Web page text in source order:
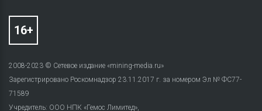
2008-2023 © Сетевое издание «mining-media.ru»
Зарегистрировано Роскомнадзор 23.11.2017 г. за номером Эл № ФС77-
71589
Учредитель: ООО НПК «Гемос Лимитед»,